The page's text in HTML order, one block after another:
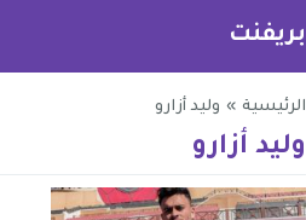
بريفنت
الرئيسية » وليد أزارو
وليد أزارو